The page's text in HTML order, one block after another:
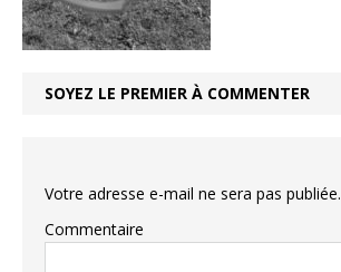
SOYEZ LE PREMIER À COMMENTER
Votre adresse e-mail ne sera pas publiée.
Commentaire